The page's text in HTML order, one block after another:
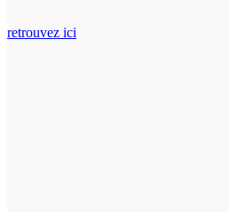
retrouvez ici